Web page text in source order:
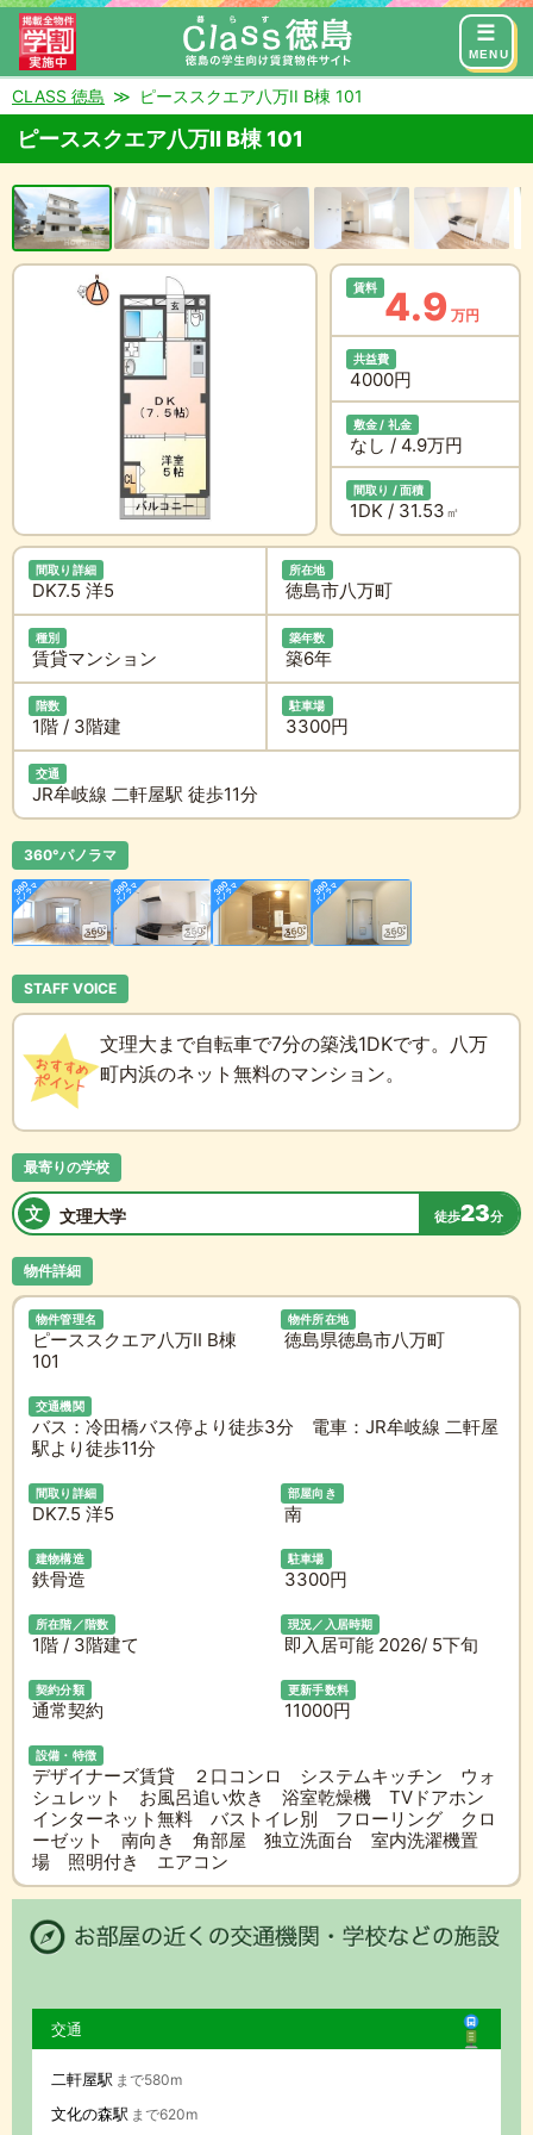
MENU
来店予約 お問い合わせ
CLASS 徳島 ピーススクエア八万II B棟 101
ピーススクエア八万II B棟 101
賃料 4.9 万円
共益費
4000円
敷金 / 礼金
なし / 4.9万円
間取り / 面積
1DK / 31.53 ㎡
間取り詳細
DK7.5 洋5
所在地
徳島市八万町
種別
賃貸マンション
築年数
築6年
階数
1階 / 3階建
駐車場
3300円
交通
JR牟岐線 二軒屋駅 徒歩11分
360°パノラマ
STAFF VOICE
文理大まで自転車で7分の築浅1DKです。八万
町内浜のネット無料のマンション。
最寄りの学校
文 文理大学 徒歩23分
物件詳細
物件管理名
ピーススクエア八万II B棟
101
物件所在地
徳島県徳島市八万町
交通機関
バス：冷田橋バス停より徒歩3分 電車：JR牟岐線 二軒屋
駅より徒歩11分
間取り詳細
DK7.5 洋5
部屋向き
南
建物構造
鉄骨造
駐車場
3300円
所在階／階数
1階 / 3階建て
現況／入居時期
即入居可能 2026/ 5下旬
契約分類
通常契約
更新手数料
11000円
設備・特徴
デザイナーズ賃貸 ２口コンロ システムキッチン ウォ
シュレット お風呂追い炊き 浴室乾燥機 TVドアホン
インターネット無料 バストイレ別 フローリング クロ
ーゼット 南向き 角部屋 独立洗面台 室内洗濯機置
場 照明付き エアコン
交通
二軒屋駅 まで580m
文化の森駅 まで620m